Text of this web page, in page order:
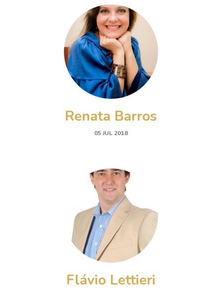
Renata Barros
05 JUL 2018
Flávio Lettieri